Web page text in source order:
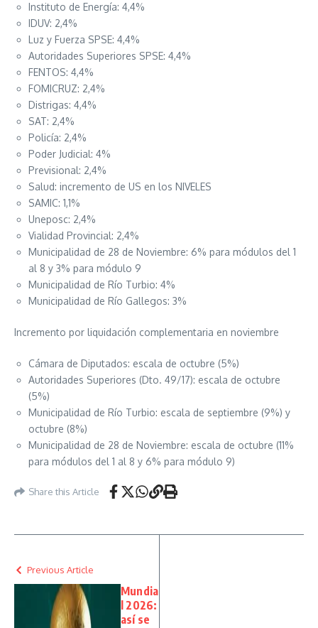
Instituto de Energía: 4,4%
IDUV: 2,4%
Luz y Fuerza SPSE: 4,4%
Autoridades Superiores SPSE: 4,4%
FENTOS: 4,4%
FOMICRUZ: 2,4%
Distrigas: 4,4%
SAT: 2,4%
Policía: 2,4%
Poder Judicial: 4%
Previsional: 2,4%
Salud: incremento de US en los NIVELES
SAMIC: 1,1%
Uneposc: 2,4%
Vialidad Provincial: 2,4%
Municipalidad de 28 de Noviembre: 6% para módulos del 1
al 8 y 3% para módulo 9
Municipalidad de Río Turbio: 4%
Municipalidad de Río Gallegos: 3%
Incremento por liquidación complementaria en noviembre
Cámara de Diputados: escala de octubre (5%)
Autoridades Superiores (Dto. 49/17): escala de octubre
(5%)
Municipalidad de Río Turbio: escala de septiembre (9%) y
octubre (8%)
Municipalidad de 28 de Noviembre: escala de octubre (11%
para módulos del 1 al 8 y 6% para módulo 9)
Share this Article
Previous Article
Mundia
l 2026:
así se